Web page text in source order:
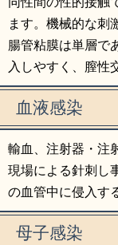
ます。機械的な刺
腸管粘膜は単層で
入しやすく、膣性
血液感染
輸血、注射器・注
現場による針刺し
の血管中に侵入す
母子感染